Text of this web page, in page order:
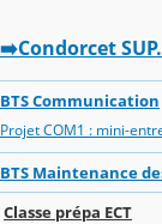
➡️Condorcet
BTS Communication
Projet COM1 : mini-
BTS Maintenance
Classe prépa ECT